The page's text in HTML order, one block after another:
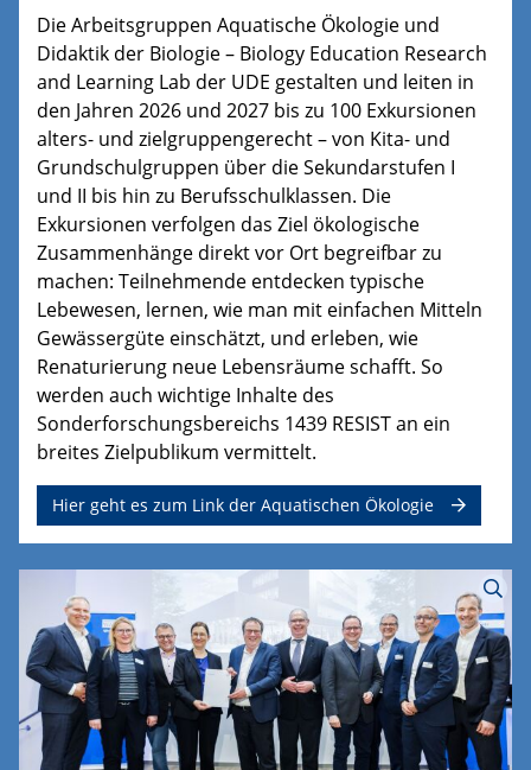
Die Arbeitsgruppen Aquatische Ökologie und
Didaktik der Biologie – Biology Education Research
and Learning Lab der UDE gestalten und leiten in
den Jahren 2026 und 2027 bis zu 100 Exkursionen
alters- und zielgruppengerecht – von Kita- und
Grundschulgruppen über die Sekundarstufen I
und II bis hin zu Berufsschulklassen. Die
Exkursionen verfolgen das Ziel ökologische
Zusammenhänge direkt vor Ort begreifbar zu
machen: Teilnehmende entdecken typische
Lebewesen, lernen, wie man mit einfachen Mitteln
Gewässergüte einschätzt, und erleben, wie
Renaturierung neue Lebensräume schafft. So
werden auch wichtige Inhalte des
Sonderforschungsbereichs 1439 RESIST an ein
breites Zielpublikum vermittelt.
Hier geht es zum Link der Aquatischen Ökologie